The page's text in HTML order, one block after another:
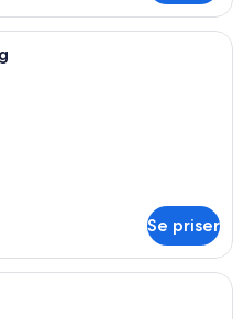
hotellrum med en säng, två
Se priser
säng för en person med en